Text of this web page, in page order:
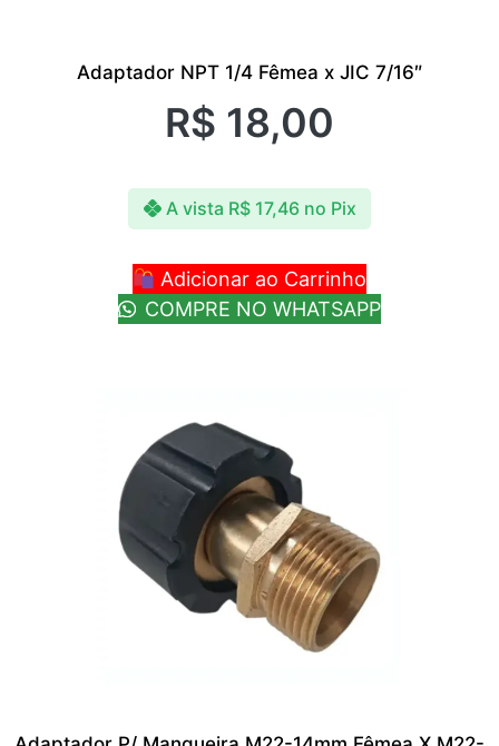
Adaptador NPT 1/4 Fêmea x JIC 7/16″
R$ 18,00
A vista R$17,46 no Pix
Adicionar ao Carrinho
COMPRE NO WHATSAPP